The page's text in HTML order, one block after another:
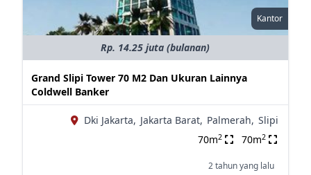
Kantor
Rp. 14.25 juta (bulanan)
Grand Slipi Tower 70 M2 Dan Ukuran Lainnya
Coldwell Banker
Dki Jakarta, Jakarta Barat, Palmerah, Slipi
70m2 70m2
2 tahun yang lalu